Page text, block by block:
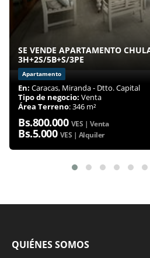
SE VENDE APARTAMENTO
3H+2S/5B+S/3PE
Apartamento
En: Caracas, Miranda - Dtto. Capital
Tipo de negocio: Venta
Área Terreno: 346 m²
Bs.800.000 VES | Venta
Bs.5.000 VES | Alquiler
QUIÉNES SOMOS